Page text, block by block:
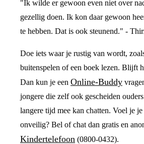
"Ik wilde er gewoon even niet over
gezellig doen. Ik kon daar gewoon
te hebben. Dat is ook steunend." -
Doe iets waar je rustig van wordt,
buitenspelen of een boek lezen. Blijft
Dan kun je een Online-Buddy
jongere die zelf ook gescheiden
langere tijd mee kan chatten. Voel je
onveilig? Bel of chat dan gratis en
Kindertelefoon (0800-0432).